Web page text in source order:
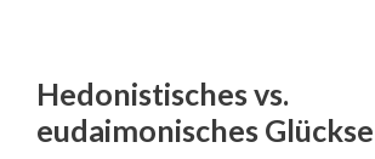
Hedonistisches vs.
eudaimonisches